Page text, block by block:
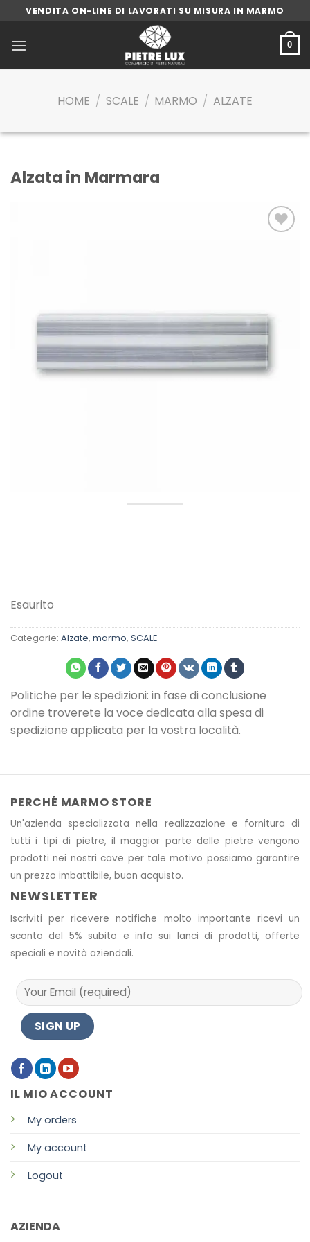
content
VENDITA ON-LINE DI LAVORATI SU MISURA IN MARMO
0
HOME / SCALE / MARMO / ALZATE
Alzata in Marmara
Esaurito
Categorie: Alzate, marmo, SCALE
Politiche per le spedizioni: in fase di conclusione
ordine troverete la voce dedicata alla spesa di
spedizione applicata per la vostra località.
PERCHÉ MARMO STORE
Un'azienda specializzata nella realizzazione e fornitura di
tutti i tipi di pietre, il maggior parte delle pietre vengono
prodotti nei nostri cave per tale motivo possiamo garantire
un prezzo imbattibile, buon acquisto.
IL MIO ACCOUNT
My orders
My account
Logout
AZIENDA
NEWSLETTER
Iscriviti per ricevere notifiche molto importante ricevi un
sconto del 5% subito e info sui lanci di prodotti, offerte
speciali e novità aziendali.